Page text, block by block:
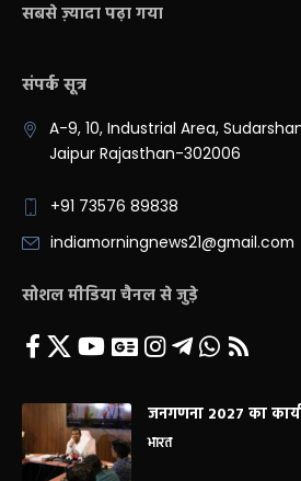
सबसे ज़्यादा पढ़ा गया
संपर्क सूत्र
A-9, 10, Industrial Area,
Jaipur Rajasthan-302006
+91 73576 89838
indiamorningnews21@gmail.com
सोशल मीडिया चैनल से जुड़े
जनगणना 2027 का
भारत